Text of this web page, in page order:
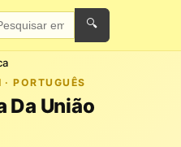
🔍
PORTUGUÊS
Da União